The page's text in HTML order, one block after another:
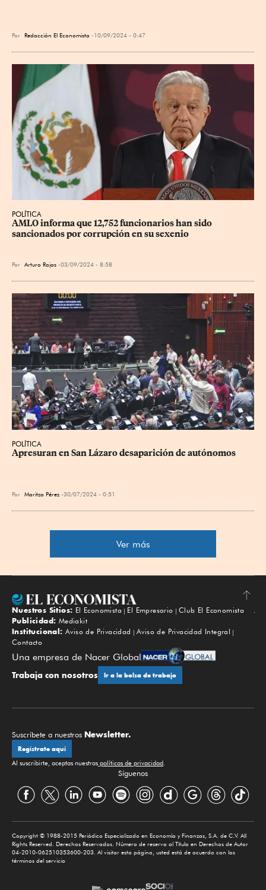
Por Redacción El Economista 10/09/2024 - 0:47
POLÍTICA
AMLO informa que 12,752 funcionarios han sido
sancionados por corrupción en su sexenio
Por Arturo Rojas 03/09/2024 - 8:58
POLÍTICA
Apresuran en San Lázaro desaparición de autónomos
Por Maritza Pérez 30/07/2024 - 0:51
Ver más
Subir
Nuestros Sitios: El Economista El Empresario
Club El Economista
Publicidad: Mediakit
Institucional: Aviso de Privacidad
Aviso de Privacidad Integral
Contacto
Una empresa de Nacer Global
Trabaja con nosotros Ir a la bolsa de trabajo
Suscríbete a nuestros Newsletter.
Regístrate aquí
Al suscribirte, aceptas nuestras políticas de privacidad.
Síguenos
Copyright © 1988-2015 Periódico Especializado en Economía y Finanzas, S.A. de C.V. All
Rights Reserved. Derechos Reservados. Número de reserva al Título en Derechos de Autor
04-2010-062510353600-203. Al visitar esta página, usted está de acuerdo con los
términos del servicio